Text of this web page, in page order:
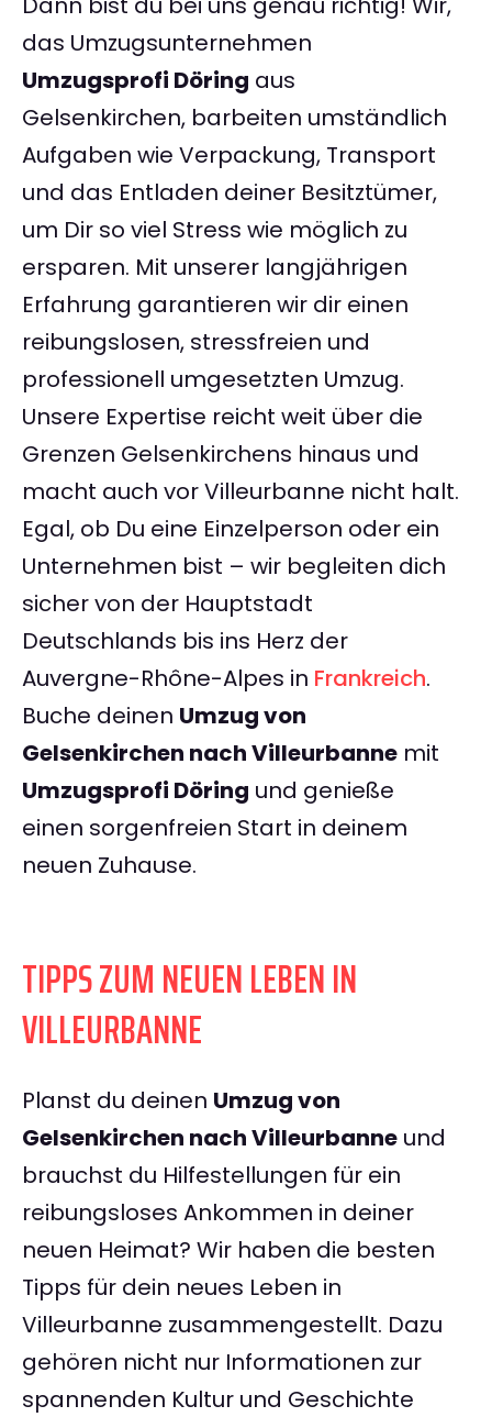
das Umzugsunternehmen
Umzugsprofi Döring aus
Gelsenkirchen, barbeiten umständlich
Aufgaben wie Verpackung, Transport
und das Entladen deiner Besitztümer,
um Dir so viel Stress wie möglich zu
ersparen. Mit unserer langjährigen
Erfahrung garantieren wir dir einen
reibungslosen, stressfreien und
professionell umgesetzten Umzug.
Unsere Expertise reicht weit über die
Grenzen Gelsenkirchens hinaus und
macht auch vor Villeurbanne nicht halt.
Egal, ob Du eine Einzelperson oder ein
Unternehmen bist – wir begleiten dich
sicher von der Hauptstadt
Deutschlands bis ins Herz der
Auvergne-Rhône-Alpes in Frankreich.
Buche deinen Umzug von
Gelsenkirchen nach Villeurbanne mit
Umzugsprofi Döring und genieße
einen sorgenfreien Start in deinem
neuen Zuhause.
TIPPS ZUM NEUEN LEBEN IN
VILLEURBANNE
Planst du deinen Umzug von
Gelsenkirchen nach Villeurbanne und
brauchst du Hilfestellungen für ein
reibungsloses Ankommen in deiner
neuen Heimat? Wir haben die besten
Tipps für dein neues Leben in
Villeurbanne zusammengestellt. Dazu
gehören nicht nur Informationen zur
spannenden Kultur und Geschichte